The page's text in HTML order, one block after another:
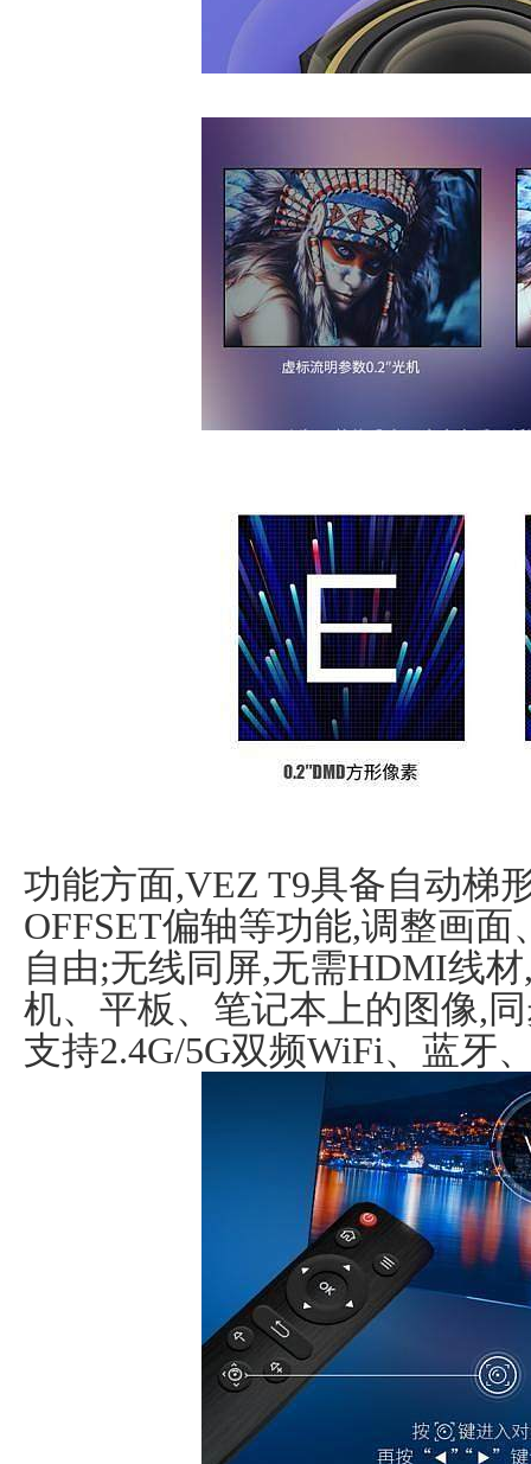
功能方面,VEZ T9具备自动梯
OFFSET偏轴等功能,调整画
自由;无线同屏,无需HDMI线
机、平板、笔记本上的图像,
支持2.4G/5G双频WiFi、蓝牙